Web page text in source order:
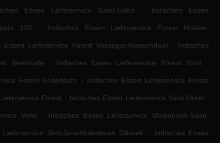
Essen Lieferservice Saint-Gilles . Indisches Essen
100 . Indisches Essen Lieferservice Forest Molière-
Essen Lieferservice Forest Vossegat-Roosendaal . Indisches
Neerstalle . Indisches Essen Lieferservice Forest Vorst .
Forest Anderlecht . Indisches Essen Lieferservice Forest
Forest . Indisches Essen Lieferservice Vorst Ukkel .
Vorst . Indisches Essen Lieferservice Molenbeek-Saint-
Sint-Jans-Molenbeek Dilbeek . Indisches Essen